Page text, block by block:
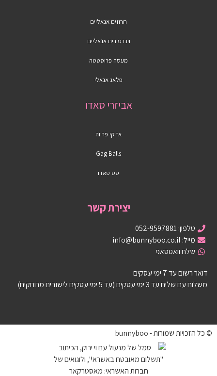
חרוזים אנאליים
ויברטורים אנאליים
מעסה פרוסטטה
פלאג אנאלי
אביזרי סאדו
אזיקי פרווה
Gag Balls
סט סאדו
יצירת קשר
טלפון: 052-9597881
מייל: info@bunnyboo.co.il
שלח וואטסאפ
דואר רשום עד 7 ימי עסקים
משלוח עם שליח עד 3 ימי עסקים (עד 5 ימי עסקים לישובים מרוחקים)
© כל הזכויות שמורות - bunnyboo